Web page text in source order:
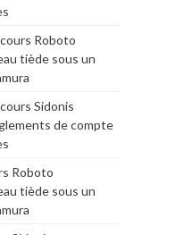
Roboto
tiède sous un
Sidonis
de compte
Roboto
tiède sous un